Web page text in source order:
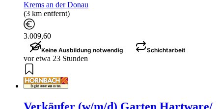
Krems an der Donau
(3 km entfernt)
3.009,60
Keine Ausbildung notwendig Schichtarbeit
vor etwa 23 Stunden